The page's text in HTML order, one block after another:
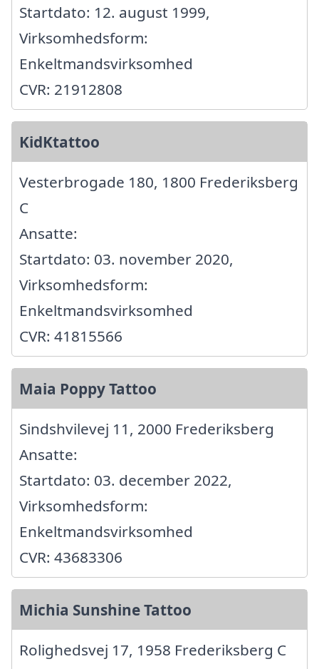
Startdato: 12. august 1999,
Virksomhedsform:
Enkeltmandsvirksomhed
CVR: 21912808
KidKtattoo
Vesterbrogade 180, 1800 Frederiksberg
C
Ansatte:
Startdato: 03. november 2020,
Virksomhedsform:
Enkeltmandsvirksomhed
CVR: 41815566
Maia Poppy Tattoo
Sindshvilevej 11, 2000 Frederiksberg
Ansatte:
Startdato: 03. december 2022,
Virksomhedsform:
Enkeltmandsvirksomhed
CVR: 43683306
Michia Sunshine Tattoo
Rolighedsvej 17, 1958 Frederiksberg C